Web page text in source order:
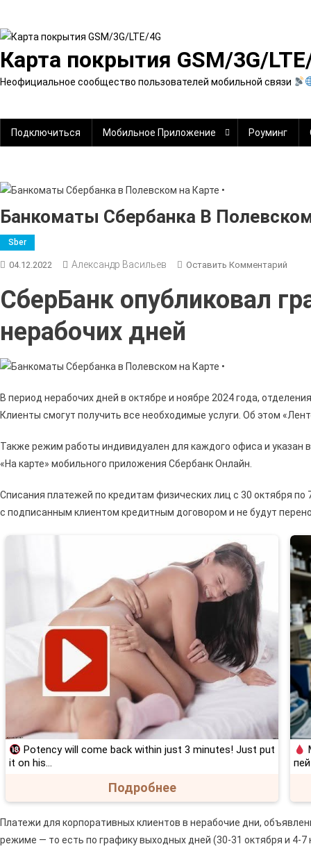
содержимому
Карта покрытия GSM/3G/
Неофициальное сообщество пользователей мобильной связи
Подключиться Мобильное Приложение Роуминг
Банкоматы Сбербанка В
Sber
04.12.2022 Александр Васильев Оставить Комментарий
В
СберБанк опубликовал
нерабочих дней
В период нерабочих дней в октябре и ноябре 2024 года,
Клиенты смогут получить все необходимые услуги. Об этом
Также режим работы индивидуален для каждого офиса и указан
«На карте» мобильного приложения Сбербанк Онлайн.
Списания платежей по кредитам физических лиц с 30 октября
с подписанным клиентом кредитным договором и не будут
Potency will come back within just 3 minutes! Just put
it on his…
Подробнее
Платежи для корпоративных клиентов в нерабочие дни,
режиме — то есть по графику выходных дней (30-31 октября и 4-